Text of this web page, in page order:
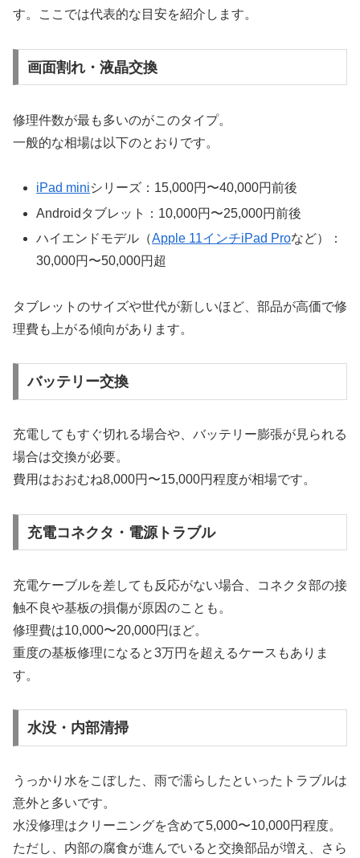
す。ここでは代表的な目安を紹介します。
画面割れ・液晶交換
修理件数が最も多いのがこのタイプ。
一般的な相場は以下のとおりです。
iPad miniシリーズ：15,000円〜40,000円前後
Androidタブレット：10,000円〜25,000円前後
ハイエンドモデル（Apple 11インチiPad Proなど）：
30,000円〜50,000円超
タブレットのサイズや世代が新しいほど、部品が高価で修
理費も上がる傾向があります。
バッテリー交換
充電してもすぐ切れる場合や、バッテリー膨張が見られる
場合は交換が必要。
費用はおおむね8,000円〜15,000円程度が相場です。
充電コネクタ・電源トラブル
充電ケーブルを差しても反応がない場合、コネクタ部の接
触不良や基板の損傷が原因のことも。
修理費は10,000〜20,000円ほど。
重度の基板修理になると3万円を超えるケースもありま
す。
水没・内部清掃
うっかり水をこぼした、雨で濡らしたといったトラブルは
意外と多いです。
水没修理はクリーニングを含めて5,000〜10,000円程度。
ただし、内部の腐食が進んでいると交換部品が増え、さら